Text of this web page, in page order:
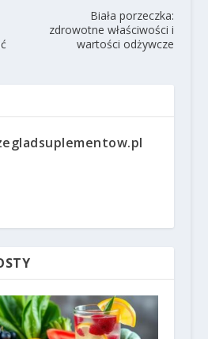
Biała porzeczka:
zdrowotne właściwości i
wartości odżywcze